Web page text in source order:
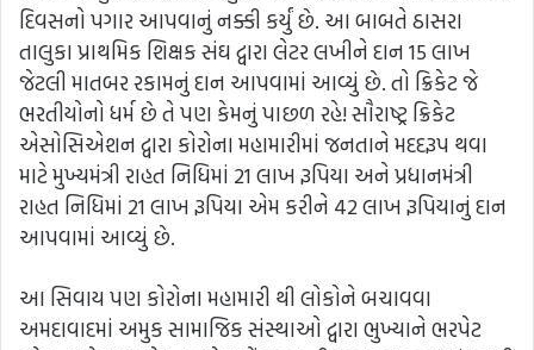
દિવસનો પગાર આપવાનું નક્કી કર્યું છે. આ બાબતે ઠાસરા
તાલુકા પ્રાથમિક શિક્ષક સંઘ દ્વારા લેટર લખીને દાન 15 લાખ
જેટલી માતબર રકામનું દાન આપવામાં આવ્યું છે. તો ક્રિકેટ જે
ભરતીયોનો ધર્મ છે તે પણ કેમનું પાછળ રહે! સૌરાષ્ટ્ર ક્રિકેટ
એસોસિએશન દ્વારા કોરોના મહામારીમાં જનતાને મદદરૂપ થવા
માટે મુખ્યમંત્રી રાહત નિધિમાં 21 લાખ રૂપિયા અને પ્રધાનમંત્રી
રાહત નિધિમાં 21 લાખ રૂપિયા એમ કરીને 42 લાખ રૂપિયાનું દાન
આપવામાં આવ્યું છે.
આ સિવાય પણ કોરોના મહામારી થી લોકોને બચાવવા
અમદાવાદમાં અમુક સામાજિક સંસ્થાઓ દ્વારા ભુખ્યાને ભરપેટ